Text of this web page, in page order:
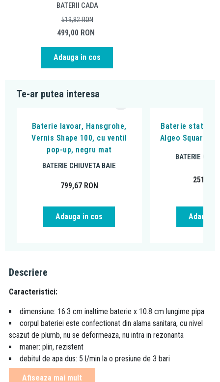
BATERII CADA
499,00 RON
519,82RON
Adauga in cos
Te-ar putea interesa
Baterie lavoar, Hansgrohe,
Vernis Shape 100, cu ventil
pop-up, negru mat
BATERIE CHIUVETA BAIE
799,67 RON
Adauga in cos
Baterie stativa
Algeo Square,
BATERIE
251,99
Adauga
Descriere
Caracteristici:
dimensiune: 16.3 cm inaltime baterie x 10.8 cm lungime pipa
corpul bateriei este confectionat din alama sanitara, cu nivel
scazut de plumb, nu se deformeaza, nu intra in rezonanta
maner: plin, rezistent
debitul de apa dus: 5 l/min la o presiune de 3 bari
cartus ceramic cu limitator de apa fierbinte,
Afiseaza mai mult